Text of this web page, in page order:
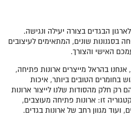
הבגדים בצורה יעילה ונגישה.
בסגנונות שונים, המתאימים לעיצובים
האישי והצורך.
של למעלה מ-30 שנה, אנחנו בהראל מייצרים ארונות פתיחה,
בחומרים הטובים ביותר, איכות
רק חלק מהסודות שלנו לייצור ארונות
זו: ארונות פתיחה מעוצבים,
ועוד מגוון רחב של ארונות בגדים.